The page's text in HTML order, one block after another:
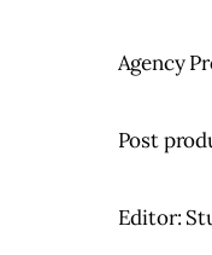
Agency
Post
Editor: